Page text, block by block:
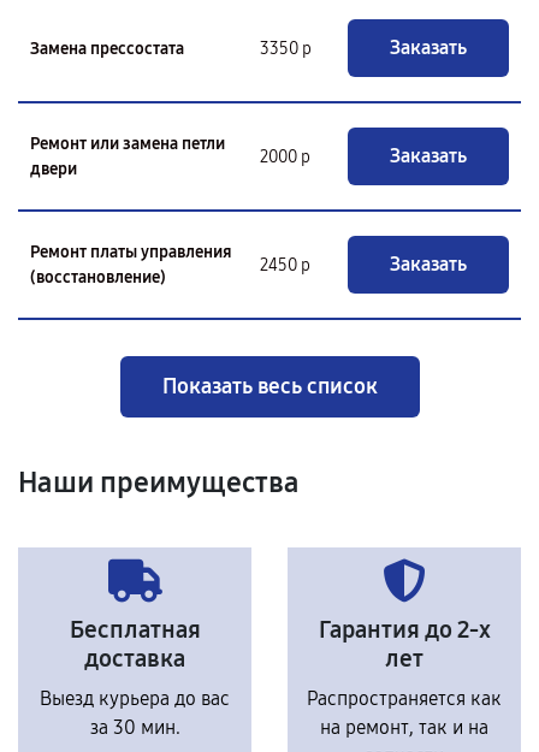
Замена прессостата 3350 р Заказать
Ремонт или замена петли
двери
2000 р Заказать
Ремонт платы управления
(восстановление)
2450 р Заказать
Показать весь список
Наши преимущества
Бесплатная
доставка
Выезд курьера до вас
за 30 мин.
Гарантия до 2-х
лет
Распространяется как
на ремонт, так и на